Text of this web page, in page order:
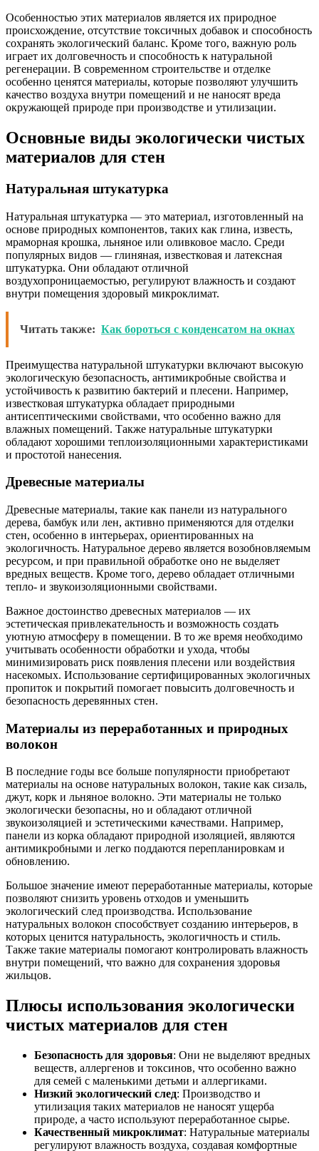
Особенностью этих материалов является их природное
происхождение, отсутствие токсичных добавок и способность
сохранять экологический баланс. Кроме того, важную роль
играет их долговечность и способность к натуральной
регенерации. В современном строительстве и отделке
особенно ценятся материалы, которые позволяют улучшить
качество воздуха внутри помещений и не наносят вреда
окружающей природе при производстве и утилизации.
Основные виды экологически чистых
материалов для стен
Натуральная штукатурка
Натуральная штукатурка — это материал, изготовленный на
основе природных компонентов, таких как глина, известь,
мраморная крошка, льняное или оливковое масло. Среди
популярных видов — глиняная, известковая и латексная
штукатурка. Они обладают отличной
воздухопроницаемостью, регулируют влажность и создают
внутри помещения здоровый микроклимат.
Читать также: Как бороться с конденсатом на окнах
Преимущества натуральной штукатурки включают высокую
экологическую безопасность, антимикробные свойства и
устойчивость к развитию бактерий и плесени. Например,
известковая штукатурка обладает природными
антисептическими свойствами, что особенно важно для
влажных помещений. Также натуральные штукатурки
обладают хорошими теплоизоляционными характеристиками
и простотой нанесения.
Древесные материалы
Древесные материалы, такие как панели из натурального
дерева, бамбук или лен, активно применяются для отделки
стен, особенно в интерьерах, ориентированных на
экологичность. Натуральное дерево является возобновляемым
ресурсом, и при правильной обработке оно не выделяет
вредных веществ. Кроме того, дерево обладает отличными
тепло- и звукоизоляционными свойствами.
Важное достоинство древесных материалов — их
эстетическая привлекательность и возможность создать
уютную атмосферу в помещении. В то же время необходимо
учитывать особенности обработки и ухода, чтобы
минимизировать риск появления плесени или воздействия
насекомых. Использование сертифицированных экологичных
пропиток и покрытий помогает повысить долговечность и
безопасность деревянных стен.
Материалы из переработанных и природных
волокон
В последние годы все больше популярности приобретают
материалы на основе натуральных волокон, такие как сизаль,
джут, корк и льняное волокно. Эти материалы не только
экологически безопасны, но и обладают отличной
звукоизоляцией и эстетическими качествами. Например,
панели из корка обладают природной изоляцией, являются
антимикробными и легко поддаются перепланировкам и
обновлению.
Большое значение имеют переработанные материалы, которые
позволяют снизить уровень отходов и уменьшить
экологический след производства. Использование
натуральных волокон способствует созданию интерьеров, в
которых ценится натуральность, экологичность и стиль.
Также такие материалы помогают контролировать влажность
внутри помещений, что важно для сохранения здоровья
жильцов.
Плюсы использования экологически
чистых материалов для стен
Безопасность для здоровья: Они не выделяют вредных
веществ, аллергенов и токсинов, что особенно важно
для семей с маленькими детьми и аллергиками.
Низкий экологический след: Производство и
утилизация таких материалов не наносят ущерба
природе, а часто используют переработанное сырье.
Качественный микроклимат: Натуральные материалы
регулируют влажность воздуха, создавая комфортные